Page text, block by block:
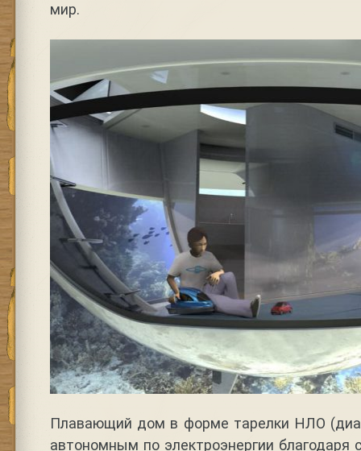
мир.
Плавающий дом в форме тарелки НЛО
автономным по электроэнергии